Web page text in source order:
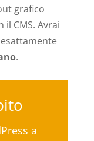
grafico
CMS. Avrai
.
a